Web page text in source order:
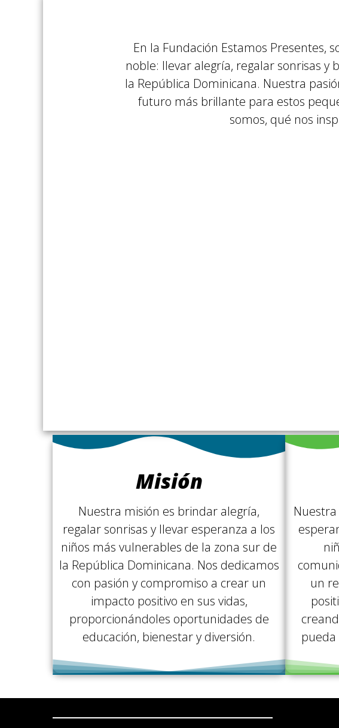
En la Fundación Estamos Presentes,
noble: llevar alegría, regalar sonrisas y
la República Dominicana. Nuestra
futuro más brillante para estos
somos, qué nos
Misión
Nuestra misión es brindar alegría,
regalar sonrisas y llevar esperanza a los
niños más vulnerables de la zona sur de
la República Dominicana. Nos dedicamos
con pasión y compromiso a crear un
impacto positivo en sus vidas,
proporcionándoles oportunidades de
educación, bienestar y diversión.
un
pueda